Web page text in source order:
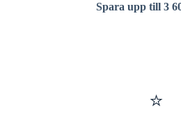
Spara upp till 3
⭐